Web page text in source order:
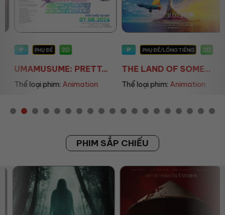
PHỤ ĐỀ 2D
UMAMUSUME: PRETT...
Thể loại phim:Animation
PHỤ ĐỀ/LỒNG TIẾNG 2D
THE LAND OF SOME...
Thể loại phim:Animation
PHIM SẮP CHIẾU